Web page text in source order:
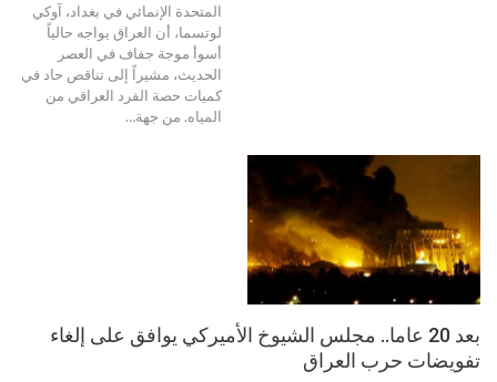
المتحدة الإنمائي في بغداد، آوكي
لوتسما، أن العراق يواجه حالياً
أسوأ موجة جفاف في العصر
الحديث، مشيراً إلى تناقص حاد في
كميات حصة الفرد العراقي من
المياه. من جهة…
بعد 20 عاما.. مجلس الشيوخ الأميركي يوافق على إلغاء
تفويضات حرب العراق